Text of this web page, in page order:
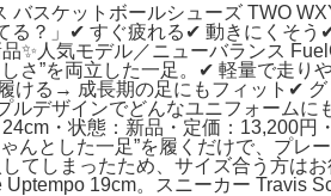
スケットボールシューズ TWO
？」✔ すぐ疲れる✔ 動きにくそ
デル／ニューバランス
立した一足。✔ 軽量で走りや
る→ 成長期の足にもフィット✔
ンでどんなユニフォームにも合
：新品・定価：13,200円・対
一足”を履くだけで、プレーの
てしまったため、サイズ合う方は
19cm。スニーカー